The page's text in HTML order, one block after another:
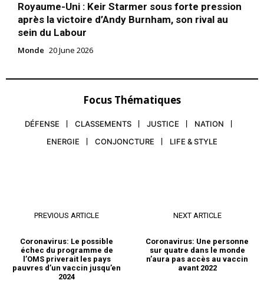
Royaume-Uni : Keir Starmer sous forte pression
après la victoire d’Andy Burnham, son rival au
sein du Labour
Monde 20 June 2026
Focus Thématiques
DÉFENSE CLASSEMENTS JUSTICE
NATION
ENERGIE
CONJONCTURE LIFE & STYLE
PREVIOUS ARTICLE
Coronavirus: Le possible
échec du programme de
l’OMS priverait les pays
pauvres d’un vaccin jusqu’en
2024
NEXT ARTICLE
Coronavirus: Une personne
sur quatre dans le monde
n’aura pas accès au vaccin
avant 2022